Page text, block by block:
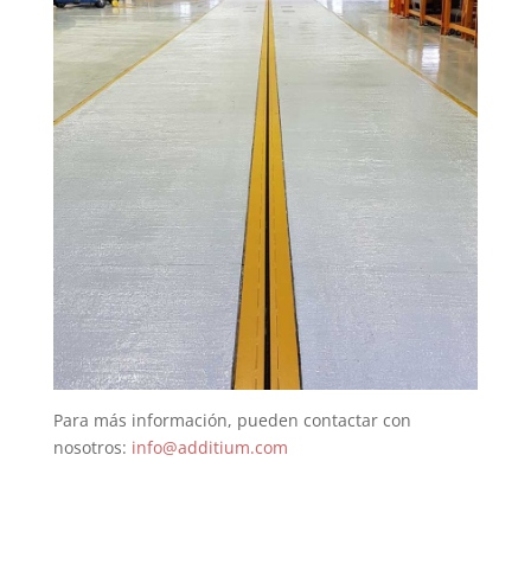
Para más información, pueden contactar con
nosotros: info@additium.com